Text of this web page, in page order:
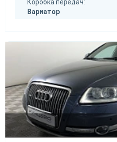
Коробка передач:
Вариатор